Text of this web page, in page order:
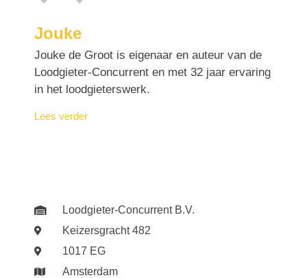
Jouke
Jouke de Groot is eigenaar en auteur van de
Loodgieter-Concurrent en met 32 jaar ervaring
in het loodgieterswerk.
Lees verder
Loodgieter-Concurrent B.V.
Keizersgracht 482
1017 EG
Amsterdam